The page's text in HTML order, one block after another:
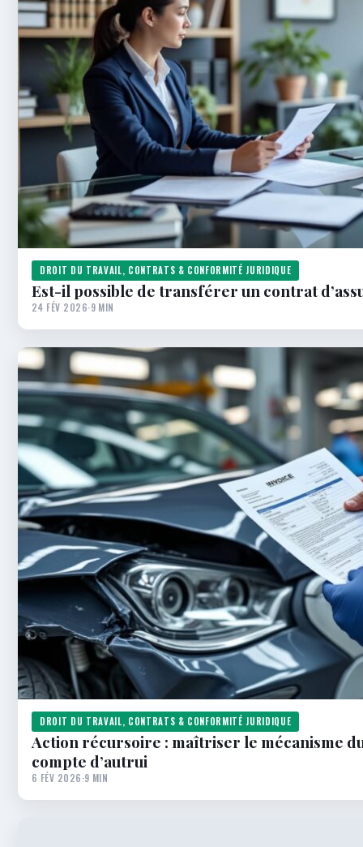
DROIT DU TRAVAIL, CONTRATS & CONFORMITÉ JURIDIQUE
Est-il possible de transférer un contrat
24 FÉV 2026·9 MIN
DROIT DU TRAVAIL, CONTRATS & CONFORMITÉ JURIDIQUE
Action récursoire : maîtriser le mécanisme
compte d’autrui
6 FÉV 2026·9 MIN